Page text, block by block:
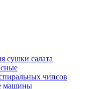
сушки салата
чипсов
машины